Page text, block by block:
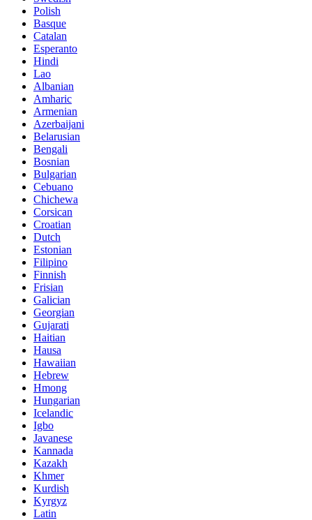
Polish
Basque
Catalan
Esperanto
Hindi
Lao
Albanian
Amharic
Armenian
Azerbaijani
Belarusian
Bengali
Bosnian
Bulgarian
Cebuano
Chichewa
Corsican
Croatian
Dutch
Estonian
Filipino
Finnish
Frisian
Galician
Georgian
Gujarati
Haitian
Hausa
Hawaiian
Hebrew
Hmong
Hungarian
Icelandic
Igbo
Javanese
Kannada
Kazakh
Khmer
Kurdish
Kyrgyz
Latin